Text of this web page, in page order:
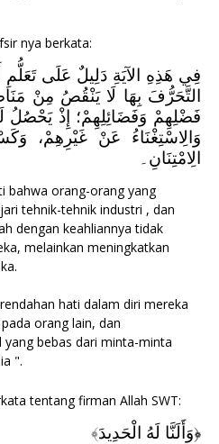
nya berkata:
فِي هَذِهِ الآيَةِ دَلِيلٌ عَلَى
التَّحَرُّفَ بِهَا لَا يَنْقُصُ مِنْ
فَضْلِهِمْ وَفَضَائِلِهِمْ؛ إِذْ يَحْصُلُ
وَالِاسْتِغْنَاءُ عَنْ غَيْرِهِمْ،
الِامْتِنَانِ۔
bahwa orang-orang yang
tehnik-tehnik industri , dan
dengan keahliannya tidak
melainkan meningkatkan
hati dalam diri mereka
orang lain, dan
bebas dari minta-minta
".
tentang firman Allah SWT:
﴿وَأَلَنَّا لَهُ الْحَدِيدَ﴾